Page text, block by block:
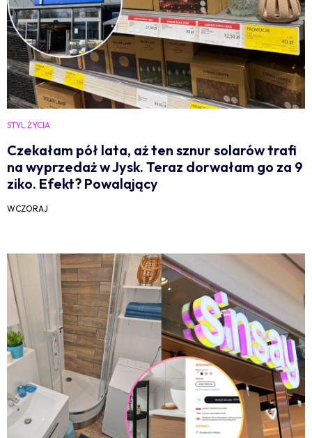
STYL ŻYCIA
Czekałam pół lata, aż ten sznur solarów trafi
na wyprzedaż w Jysk. Teraz dorwałam go za 9
ziko. Efekt? Powalający
WCZORAJ